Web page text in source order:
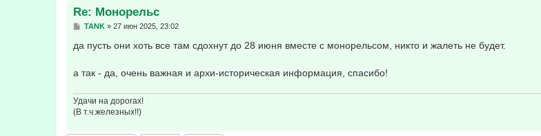
Re: Монорельс
С
о
е
н
е
TANK» 27 июн 2025, 23:02
да пусть они хоть все там сдохнут до 28 июня вместе с монорельсом, никто и жалеть не будет.
а так - да, очень важная и архи-историческая информация, спасибо!
Удачи на дорогах!
(В т.ч.железных!!)